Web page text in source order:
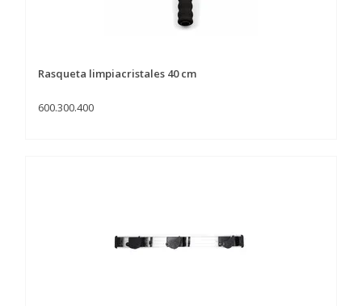
Rasqueta limpiacristales 40 cm
600.300.400